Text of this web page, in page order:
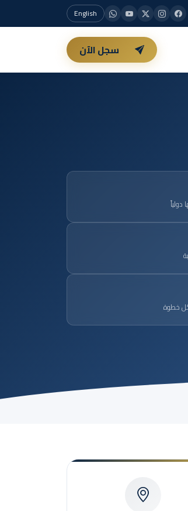
English
سجل الآن
خطوة